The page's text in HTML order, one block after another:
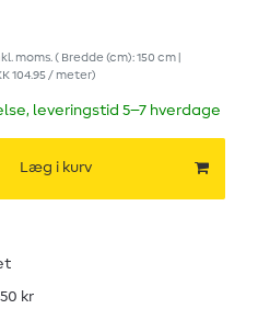
moms. ( Bredde (cm): 150 cm |
104.95 / meter)
leveringstid 5–7 hverdage
Læg i kurv
kr